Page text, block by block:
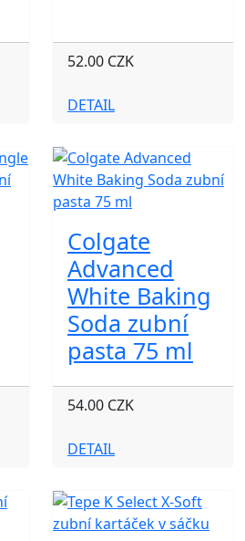
52.00 CZK
DETAIL
Colgate
Advanced
White Baking
Soda zubní
pasta 75 ml
54.00 CZK
DETAIL